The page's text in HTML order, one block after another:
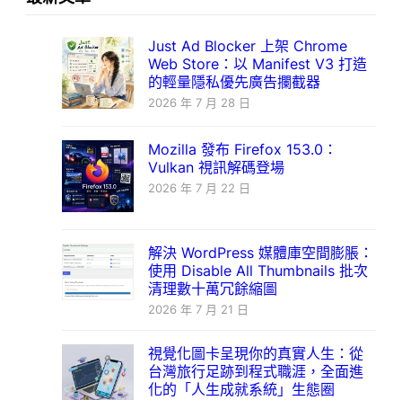
Just Ad Blocker 上架 Chrome
Web Store：以 Manifest V3 打造
的輕量隱私優先廣告攔截器
2026 年 7 月 28 日
Mozilla 發布 Firefox 153.0：
Vulkan 視訊解碼登場
2026 年 7 月 22 日
解決 WordPress 媒體庫空間膨脹：
使用 Disable All Thumbnails 批次
清理數十萬冗餘縮圖
2026 年 7 月 21 日
視覺化圖卡呈現你的真實人生：從
台灣旅行足跡到程式職涯，全面進
化的「人生成就系統」生態圈